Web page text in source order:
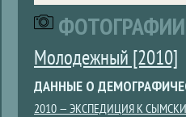
Молодежный [2010]
ДАННЫЕ О
2010 — ЭКСПЕДИЦИЯ К